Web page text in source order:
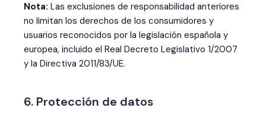
Nota: Las exclusiones de responsabilidad anteriores
no limitan los derechos de los consumidores y
usuarios reconocidos por la legislación española y
europea, incluido el Real Decreto Legislativo 1/2007
y la Directiva 2011/83/UE.
6. Protección de datos